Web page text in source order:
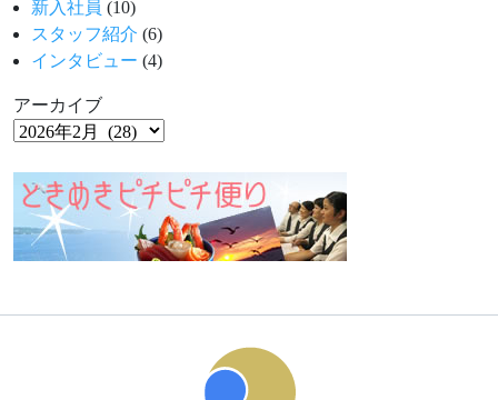
新入社員 (10)
スタッフ紹介 (6)
インタビュー (4)
アーカイブ